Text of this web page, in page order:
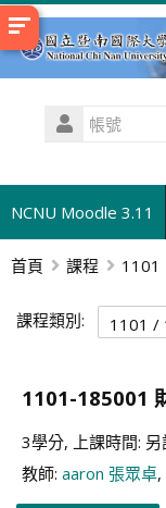
跳
至
號
NCNU Moodle 3.11
正體中文 ‎(zh_tw)‎
首頁 課程 1101
課程類別:
1101-185001
3學分, 上課時間:
教師: aaron 張眾卓,